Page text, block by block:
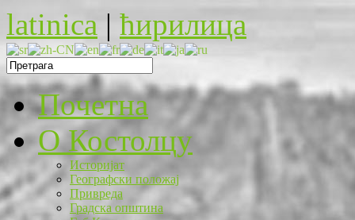
latinica | ћирилица
Почетна
O Костолцу
Историјат
Географски положај
Привреда
Градска општина